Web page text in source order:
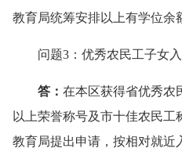
教育局统筹安排以上有学位余
问题3：优秀农民工子女
答 ： 在本区获得省优秀农
以上荣誉称号及市十佳农民
教育局提出申请，按相对就近